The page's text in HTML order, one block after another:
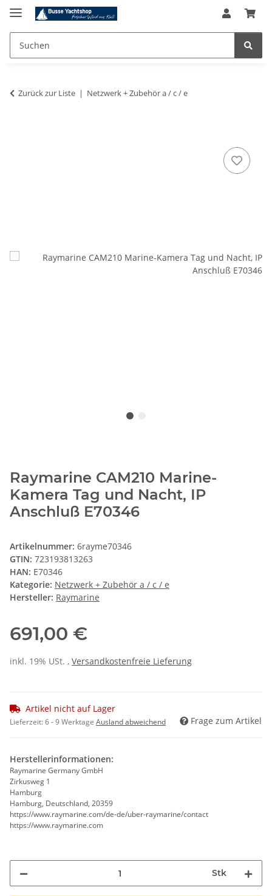
Zurück zur Liste Netzwerk + Zubehör a / c / e
Raymarine CAM210 Marine-
Kamera Tag und Nacht, IP
Anschluß E70346
Artikelnummer: 6rayme70346
GTIN: 723193813263
HAN: E70346
Kategorie: Netzwerk + Zubehör a / c / e
Hersteller: Raymarine
691,00 €
inkl. 19% USt. , Versandkostenfreie Lieferung
Artikel nicht auf Lager
Lieferzeit:6 - 9 Werktage Ausland abweichend Frage zum Artikel
Herstellerinformationen:
Raymarine Germany GmbH
Zirkusweg 1
Hamburg
Hamburg, Deutschland, 20359
https://www.raymarine.com/de-de/uber-raymarine/contact
https://www.raymarine.com
Stk